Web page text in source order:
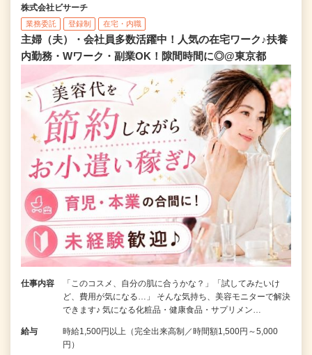
株式会社ビサーチ
業務委託 登録制 在宅・内職
主婦（夫）・会社員多数活躍中！人気の在宅ワーク♪扶養
内勤務・Wワーク・副業OK！隙間時間に◎@東京都
仕事内容
「このコスメ、自分の肌に合うかな？」「試してみたいけ
ど、費用が気になる…」 そんな気持ち、美容モニターで解決
できます♪ 気になる化粧品・健康食品・サプリメン…
給与
時給1,500円以上（完全出来高制／時間額1,500円～5,000
円）